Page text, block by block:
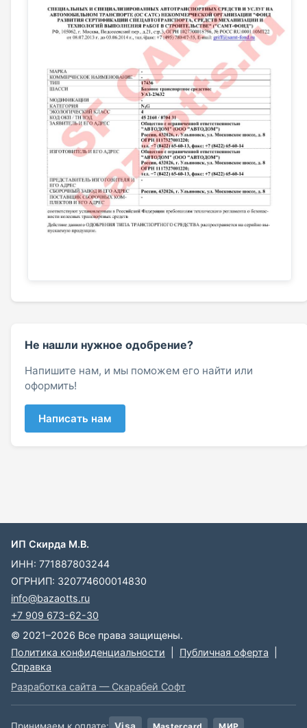
Не нашли нужное одобрение?
Напишите нам, и мы поможем его найти или
оформить!
Написать нам
ИП Скирда М.В.
ИНН: 771887803244
ОГРНИП: 320774600014830
info@bazaotts.ru
+7 909 673-62-30
© 2021–2026 Все права защищены.
Политика конфиденциальности
Публичная оферта
Справка
Разработка сайта — Скарабей Софт
Принимаем к оплате: Visa